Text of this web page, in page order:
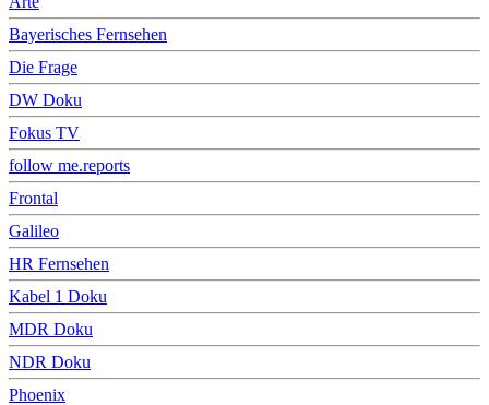
Bayerisches Fernsehen
Die Frage
DW Doku
Fokus TV
follow me.reports
Frontal
Galileo
HR Fernsehen
Kabel 1 Doku
MDR Doku
NDR Doku
Phoenix